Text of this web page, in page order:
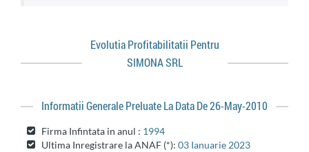
Evolutia Profitabilitatii Pentru
SIMONA SRL
Informatii Generale Preluate La Data De 26-May-2010
Firma Infintata in anul : 1994
Ultima Inregistrare la ANAF (*): 03 Ianuarie 2023